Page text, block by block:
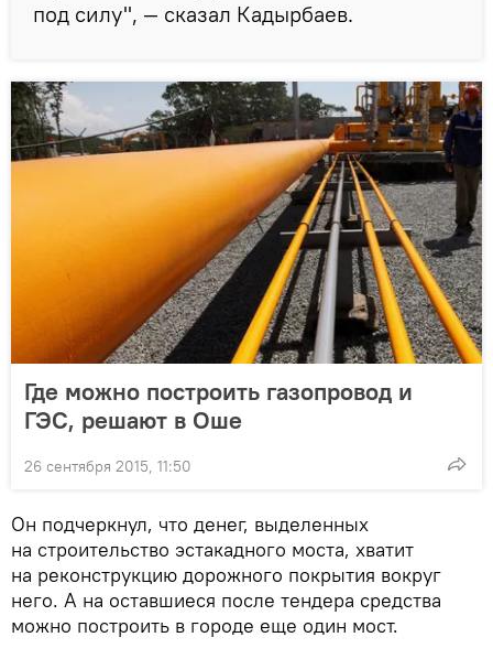
под силу", — сказал Кадырбаев.
Где можно построить газопровод и
ГЭС, решают в Оше
26 сентября 2015, 11:50
Он подчеркнул, что денег, выделенных
на строительство эстакадного моста, хватит
на реконструкцию дорожного покрытия вокруг
него. А на оставшиеся после тендера средства
можно построить в городе еще один мост.